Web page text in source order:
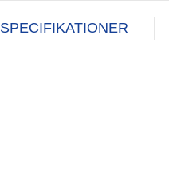
SPECIFIKATIONER